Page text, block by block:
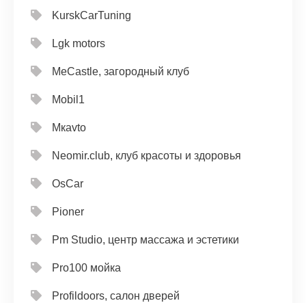
KurskCarTuning
Lgk motors
MeCastle, загородный клуб
Mobil1
Mкavto
Neomir.club, клуб красоты и здоровья
OsCar
Pioner
Pm Studio, центр массажа и эстетики
Pro100 мойка
Profildoors, салон дверей